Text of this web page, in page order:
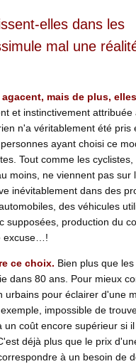
elles dans les
mal une
agacent, mais de plus,
et instinctivement
n'a véritablement été pris
ayant choisi ce
Tout comme les
moins, ne viennent pas sur
inévitablement dans des
des véhicules
supposées, production du
excuse…!
ce choix. Bien plus que
dans 80 ans. Pour mieux
pour éclairer d'une
impossible de
coût encore supérieur si
déjà plus que le prix
à un besoin de